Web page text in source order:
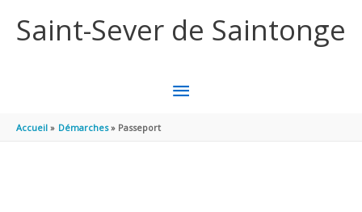
Saint-Sever de Saintonge
MENU
Accueil Démarches Passeport